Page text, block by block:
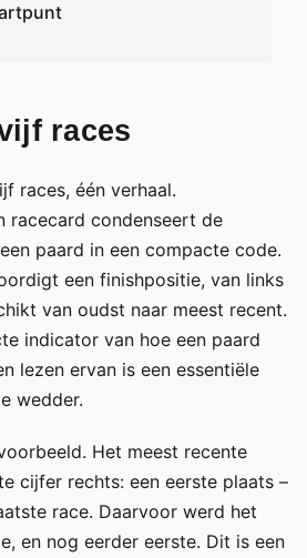
races
races, één verhaal.
racecard condenseert de
paard in een compacte code.
een finishpositie, van links
van oudst naar meest recent.
indicator van hoe een paard
lezen ervan is een essentiële
wedder.
Het meest recente
cijfer rechts: een eerste plaats –
race. Daarvoor werd het
en nog eerder eerste. Dit is een